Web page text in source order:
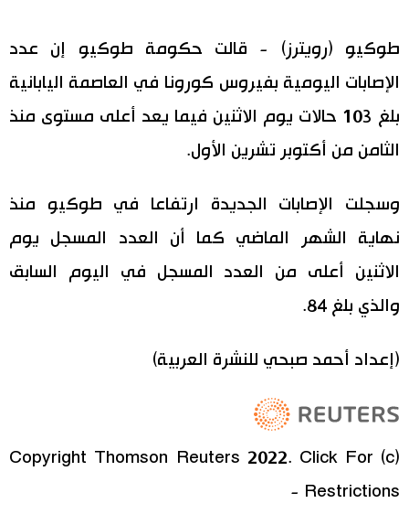
سياسة
اقتصاد
ثقافة
هو وهي
طوكيو (رويترز) - قالت حكومة طوكيو إن عدد
الإصابات اليومية بفيروس كورونا في العاصمة اليابانية
بلغ 103 حالات يوم الاثنين فيما يعد أعلى مستوى منذ
الثامن من أكتوبر تشرين الأول.
وسجلت الإصابات الجديدة ارتفاعا في طوكيو منذ
نهاية الشهر الماضي كما أن العدد المسجل يوم
الاثنين أعلى من العدد المسجل في اليوم السابق
والذي بلغ 84.
(إعداد أحمد صبحي للنشرة العربية)
(c) Copyright Thomson Reuters 2022. Click For
Restrictions -